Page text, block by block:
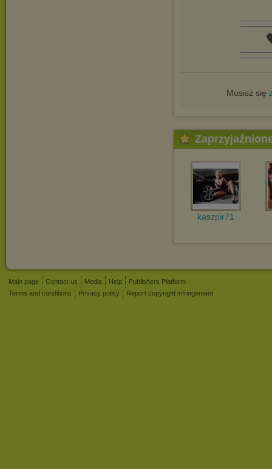
Musisz się
kaszpir71
Main page Contact us Media Help
Publishers Platform
Terms and conditions
Privacy policy Report copyright infringement